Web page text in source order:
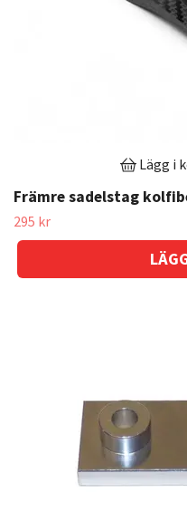
Lägg i
Främre sadelstag
295 kr